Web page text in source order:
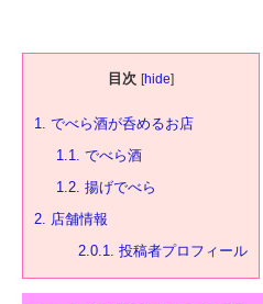
目次 [hide]
1. でべら酒が呑めるお店
1.1. でべら酒
1.2. 揚げでべら
2. 店舗情報
2.0.1. 投稿者プロフィール